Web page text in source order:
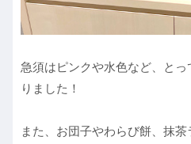
急須はピンクや水色など、と
りました！
また、お団子やわらび餅、抹